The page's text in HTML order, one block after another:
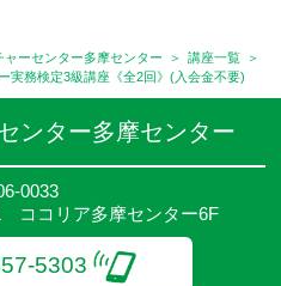
どは別途要しますのでお問い合
,1回,臨時講座いろいろあります
体験や講座開講を中止または延
ご入会時にご説明をさせていた
ャーセンター多摩センター
講座一覧
実務検定3級講座《全2回》(入会金不要)
ンター多摩センター
0033
ココリア多摩センター6F
5303